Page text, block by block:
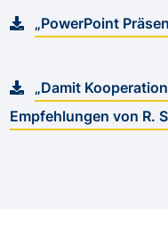
„PowerPoint
„Damit
Empfehlungen von R.